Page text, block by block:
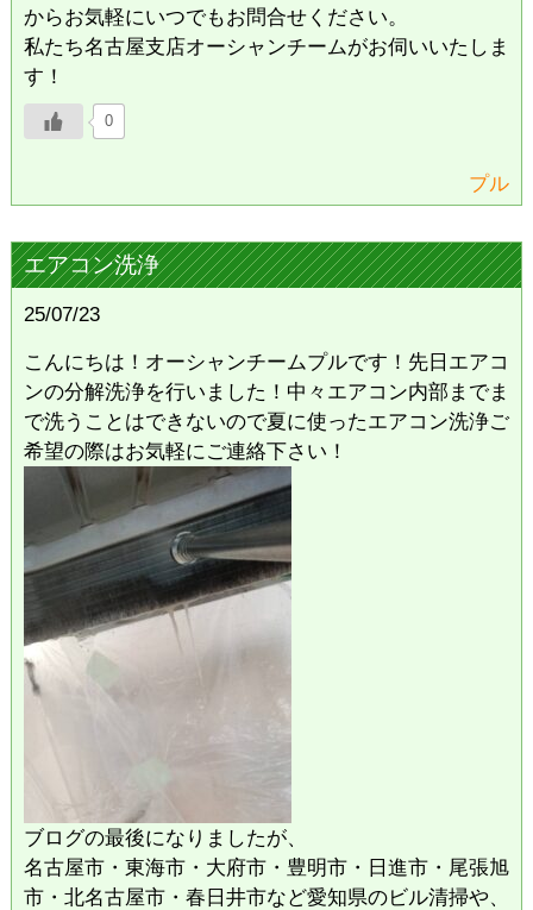
からお気軽にいつでもお問合せください。
私たち名古屋支店オーシャンチームがお伺いいたしま
す！
0
プル
エアコン洗浄
25/07/23
こんにちは！オーシャンチームプルです！先日エアコ
ンの分解洗浄を行いました！中々エアコン内部までま
で洗うことはできないので夏に使ったエアコン洗浄ご
希望の際はお気軽にご連絡下さい！
ブログの最後になりましたが、
名古屋市・東海市・大府市・豊明市・日進市・尾張旭
市・北名古屋市・春日井市など愛知県のビル清掃や、